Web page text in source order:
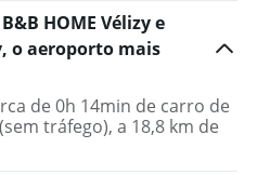
HOME Vélizy e
o aeroporto mais
de 0h 14min de carro de
tráfego), a 18,8 km de